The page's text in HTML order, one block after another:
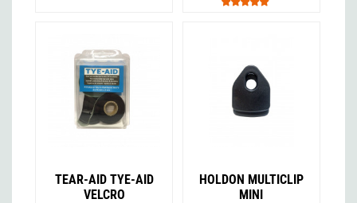
TEAR-AID TYE-AID
VELCRO
HOLDON MULTICLIP
MINI